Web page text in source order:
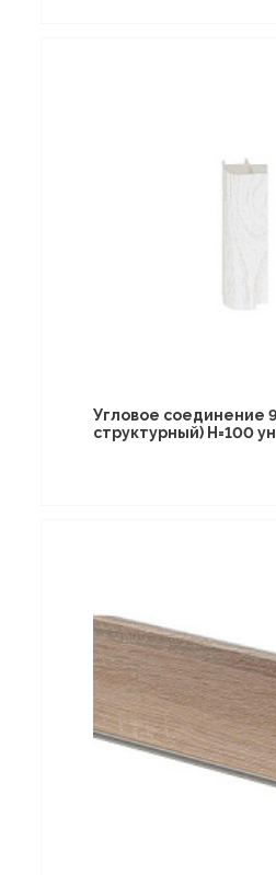
Угловое соединение
структурный) Н=100